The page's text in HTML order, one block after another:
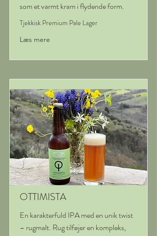
som et varmt kram i flydende form.
Tjekkisk Premium Pale Lager
Læs mere
OTTIMISTA
En karakterfuld IPA med en unik twist
– rugmalt. Rug tilføjer en kompleks,